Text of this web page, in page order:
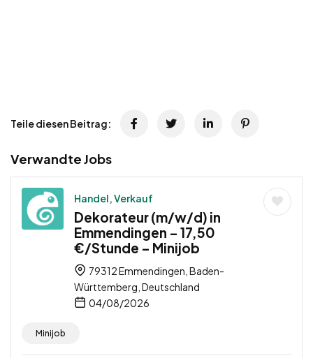
Teile diesen Beitrag:
Verwandte Jobs
Handel, Verkauf
Dekorateur (m/w/d) in
Emmendingen – 17,50
€/Stunde – Minijob
79312 Emmendingen, Baden-
Württemberg, Deutschland
04/08/2026
Minijob